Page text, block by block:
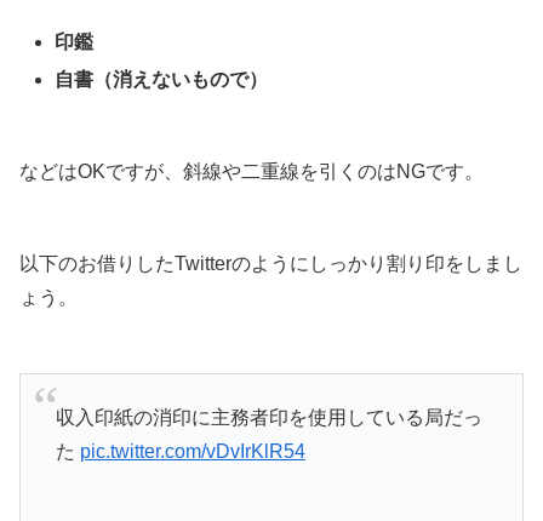
印鑑
自書（消えないもので）
などはOKですが、斜線や二重線を引くのはNGです。
以下のお借りしたTwitterのようにしっかり割り印をしまし
ょう。
収入印紙の消印に主務者印を使用している局だっ
た pic.twitter.com/vDvIrKlR54